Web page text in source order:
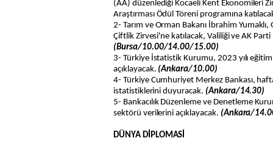
(AA) düzenlediği Kocaeli Kent Ekonomileri
Araştırması Ödül Töreni programına
2- Tarım ve Orman Bakanı İbrahim
Çiftlik Zirvesi'ne katılacak, Valiliği ve AK Parti
(Bursa/10.00/14.00/15.00)
3- Türkiye İstatistik Kurumu, 2023 yılı
açıklayacak. (Ankara/10.00)
4- Türkiye Cumhuriyet Merkez Bankası,
istatistiklerini duyuracak. (Ankara/14.30)
5- Bankacılık Düzenleme ve Denetleme
sektörü verilerini açıklayacak. (Ankara/
DÜNYA DİPLOMASİ